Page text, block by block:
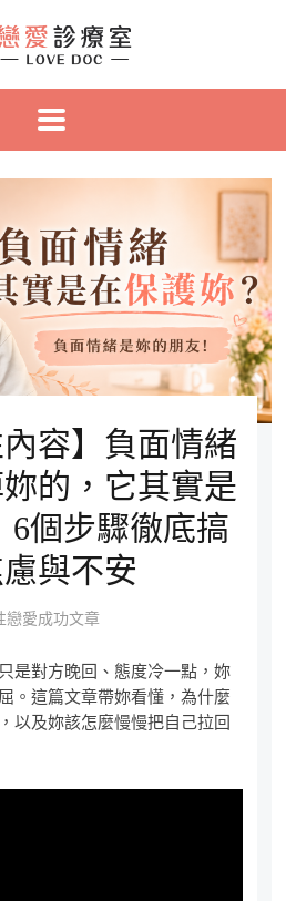
內容】負面情緒
的，它其實是
6個步驟徹底搞
與不安
戀愛成功文章
是對方晚回、態度冷一點，妳
。這篇文章帶妳看懂，為什麼
以及妳該怎麼慢慢把自己拉回